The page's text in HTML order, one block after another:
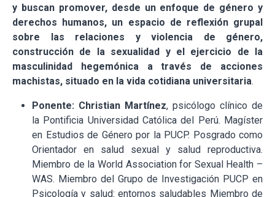
y buscan promover, desde un enfoque de género y
derechos humanos, un espacio de reflexión grupal
sobre las relaciones y violencia de género,
construcción de la sexualidad y el ejercicio de la
masculinidad hegemónica a través de acciones
machistas, situado en la vida cotidiana universitaria.
Ponente: Christian Martínez, psicólogo clínico de
la Pontificia Universidad Católica del Perú. Magíster
en Estudios de Género por la PUCP. Posgrado como
Orientador en salud sexual y salud reproductiva.
Miembro de la World Association for Sexual Health –
WAS. Miembro del Grupo de Investigación PUCP en
Psicología y salud: entornos saludables Miembro de